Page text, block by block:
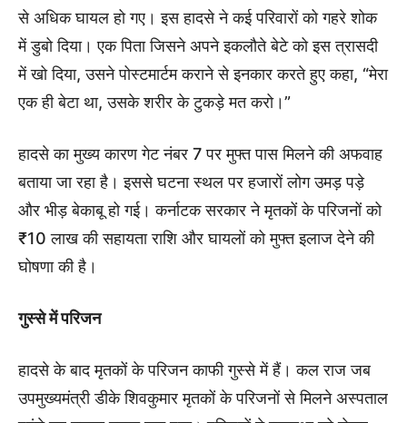
से अधिक घायल हो गए। इस हादसे ने कई परिवारों को गहरे शोक
में डुबो दिया। एक पिता जिसने अपने इकलौते बेटे को इस त्रासदी
में खो दिया, उसने पोस्टमार्टम कराने से इनकार करते हुए कहा, “मेरा
एक ही बेटा था, उसके शरीर के टुकड़े मत करो।”
हादसे का मुख्य कारण गेट नंबर 7 पर मुफ्त पास मिलने की अफवाह
बताया जा रहा है। इससे घटना स्थल पर हजारों लोग उमड़ पड़े
और भीड़ बेकाबू हो गई। कर्नाटक सरकार ने मृतकों के परिजनों को
₹10 लाख की सहायता राशि और घायलों को मुफ्त इलाज देने की
घोषणा की है।
गुस्से में परिजन
हादसे के बाद मृतकों के परिजन काफी गुस्से में हैं। कल राज जब
उपमुख्यमंत्री डीके शिवकुमार मृतकों के परिजनों से मिलने अस्पताल